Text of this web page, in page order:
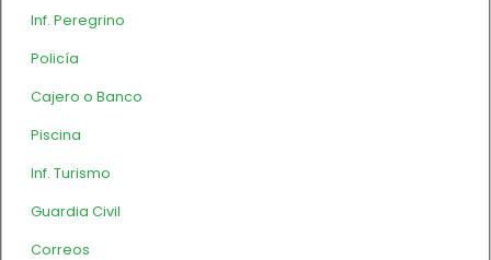
Inf. Peregrino
Policía
Cajero o Banco
Piscina
Inf. Turismo
Guardia Civil
Correos